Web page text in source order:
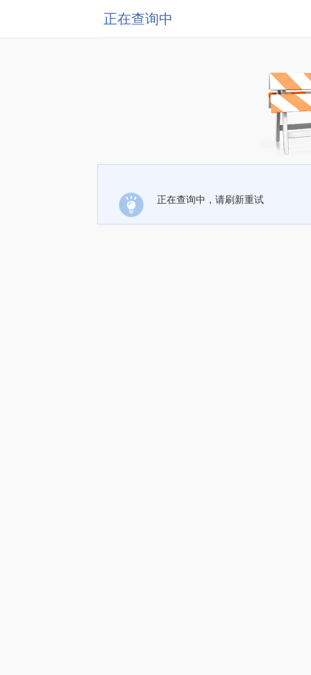
正在查询中
正在查询中，请刷新重试